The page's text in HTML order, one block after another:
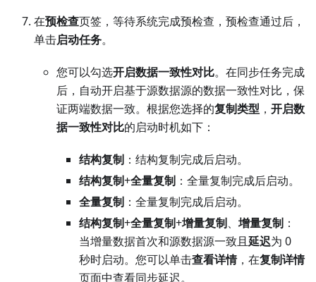
在预检查页签，等待系统完成预检查，预检查通过后，
单击启动任务。
您可以勾选开启数据一致性对比。在同步任务完成
后，自动开启基于源数据源的数据一致性对比，保
证两端数据一致。根据您选择的复制类型 ， 开启数
据一致性对比的启动时机如下：
结构复制 ：结构复制完成后启动。
结构复制+全量复制 ：全量复制完成后启动。
全量复制 ：全量复制完成后启动。
结构复制+全量复制+增量复制、 增量复制 ：
当增量数据首次和源数据源一致且延迟为 0
秒时启动。您可以单击查看详情，在复制详情
页面中查看同步延迟。